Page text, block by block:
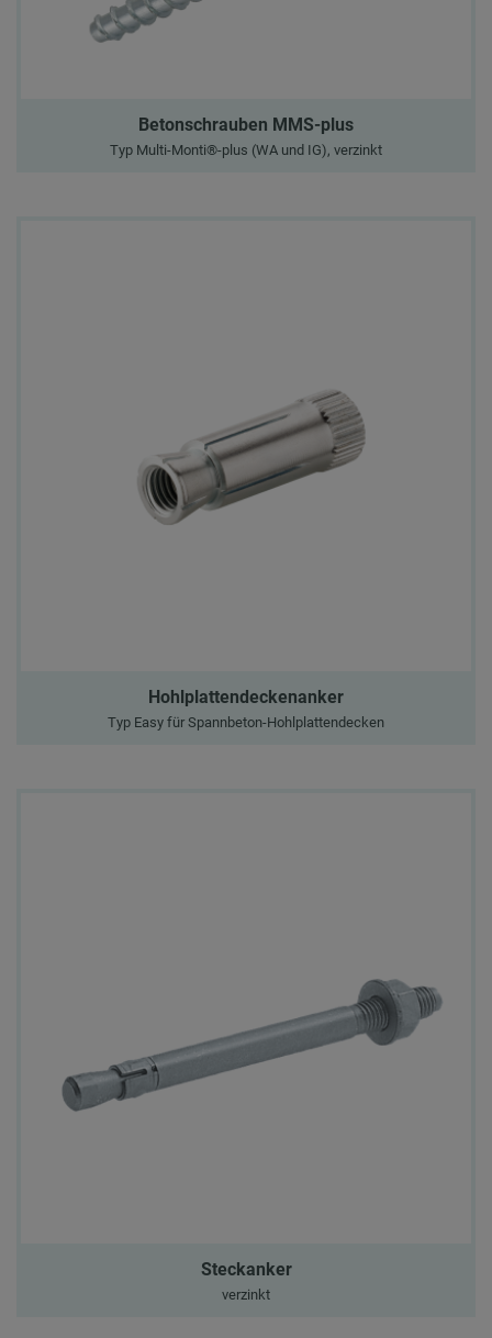
Betonschrauben MMS-plus
Typ Multi-Monti®-plus (WA und IG), verzinkt
Hohlplattendeckenanker
Typ Easy für Spannbeton-Hohlplattendecken
Steckanker
verzinkt